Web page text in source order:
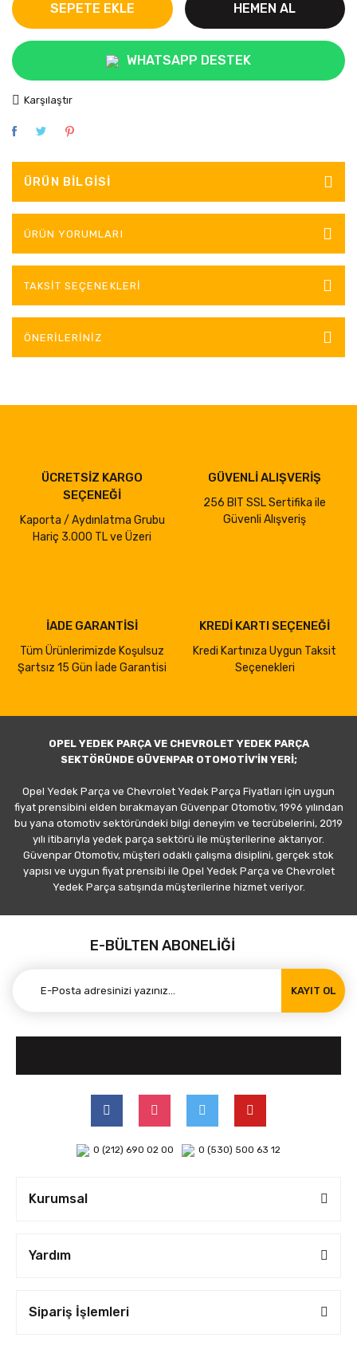
SEPETE EKLE HEMEN AL
WHATSAPP DESTEK
Karşılaştır
ÜRÜN BILGISI
ÜRÜN YORUMLARI
TAKSIT SEÇENEKLERI
ÖNERILERINIZ
ÜCRETSİZ KARGO
SEÇENEĞİ
Kaporta / Aydınlatma Grubu
Hariç 3.000 TL ve Üzeri
GÜVENLİ ALIŞVERİŞ
256 BIT SSL Sertifika ile
Güvenli Alışveriş
İADE GARANTİSİ
Tüm Ürünlerimizde Koşulsuz
Şartsız 15 Gün İade Garantisi
KREDİ KARTI SEÇENEĞİ
Kredi Kartınıza Uygun Taksit
Seçenekleri
OPEL YEDEK PARÇA VE CHEVROLET YEDEK PARÇA
SEKTÖRÜNDE GÜVENPAR OTOMOTİV'İN YERİ;
Opel Yedek Parça ve Chevrolet Yedek Parça Fiyatları için uygun
fiyat prensibini elden bırakmayan Güvenpar Otomotiv, 1996 yılından
bu yana otomotiv sektöründeki bilgi deneyim ve tecrübelerini, 2019
yılı itibarıyla yedek parça sektörü ile müşterilerine aktarıyor.
Güvenpar Otomotiv, müşteri odaklı çalışma disiplini, gerçek stok
yapısı ve uygun fiyat prensibi ile Opel Yedek Parça ve Chevrolet
Yedek Parça satışında müşterilerine hizmet veriyor.
E-BÜLTEN ABONELİĞİ
KAYIT OL
0 (212) 690 02 00 0 (530) 500 63 12
Kurumsal
Yardım
Sipariş İşlemleri